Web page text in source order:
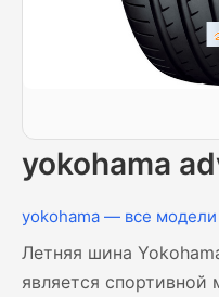
yokohama
yokohama — все
Летняя шина
является спортивной